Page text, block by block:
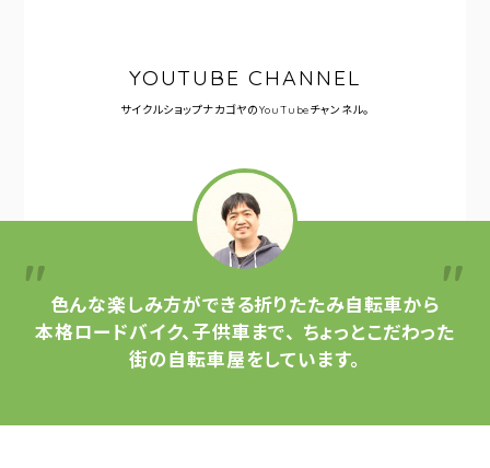
YOUTUBE CHANNEL
サイクルショップナカゴヤのYouTubeチャンネル。
色んな楽しみ方ができる折りたたみ自転車から
本格ロードバイク、子供車まで、 ちょっとこだわった
街の自転車屋をしています。